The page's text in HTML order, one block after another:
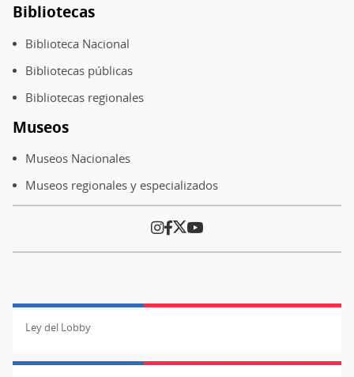
Bibliotecas
Biblioteca Nacional
Bibliotecas públicas
Bibliotecas regionales
Museos
Museos Nacionales
Museos regionales y especializados
Ley del Lobby